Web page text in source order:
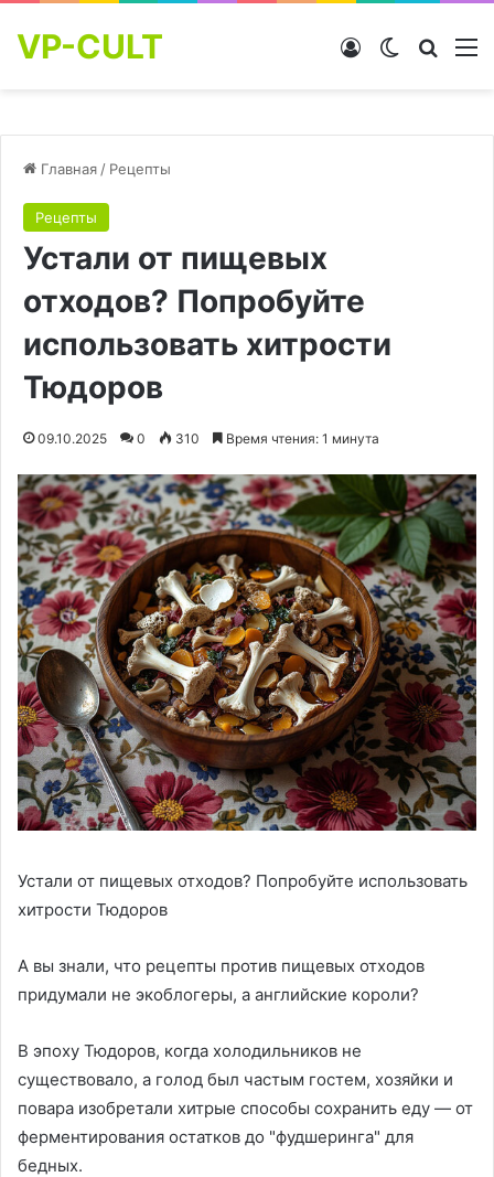
VP-CULT Switch skin
Войти
Главная / Рецепты
Рецепты
Устали от пищевых
отходов? Попробуйте
использовать хитрости
Тюдоров
09.10.2025 0 310 Время чтения: 1 минута
Устали от пищевых отходов? Попробуйте использовать
хитрости Тюдоров
А вы знали, что рецепты против пищевых отходов
придумали не экоблогеры, а английские короли?
В эпоху Тюдоров, когда холодильников не
существовало, а голод был частым гостем, хозяйки и
повара изобретали хитрые способы сохранить еду — от
ферментирования остатков до "фудшеринга" для
бедных.